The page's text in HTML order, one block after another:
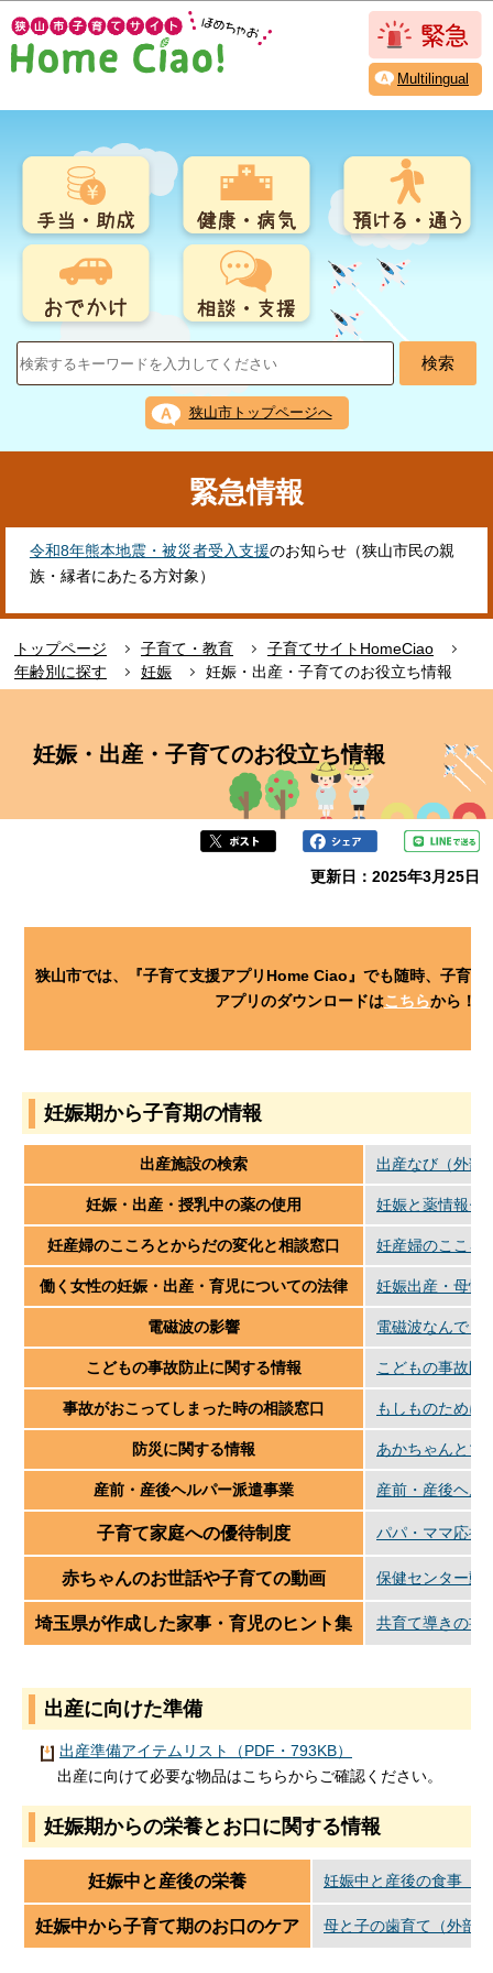
の
ペ
ジ
このページの本文へ移動
Multilingual
狭山市トップページへ
緊急情報
令和8年熊本地震・被災者受入支援のお知らせ（狭山市民の親
族・縁者にあたる方対象）
トップページ 子育て・教育
子育てサイトHomeCiao
年齢別に探す
妊娠
妊娠・出産・子育てのお役立ち情報
妊娠・出産・子育てのお役立ち情報
更新日：2025年3月25日
狭山市では、『子育て支援アプリHome Ciao』でも随時、子育て
アプリのダウンロードはこちらから！！
妊娠期から子育期の情報
出産施設の検索 出産なび（外部
妊娠・出産・授乳中の薬の使用 妊娠と薬情報セ
妊産婦のこころとからだの変化と相談窓口 妊産婦のこころ
働く女性の妊娠・出産・育児についての法律 妊娠出産・母性
電磁波の影響 電磁波なんでも
こどもの事故防止に関する情報 こどもの事故防
事故がおこってしまった時の相談窓口 もしものために
防災に関する情報 あかちゃんとマ
産前・産後ヘルパー派遣事業 産前・産後ヘル
子育て家庭への優待制度 パパ・ママ応援
赤ちゃんのお世話や子育ての動画 保健センター動
埼玉県が作成した家事・育児のヒント集 共育て導きの書
出産に向けた準備
出産準備アイテムリスト（PDF・793KB）
出産に向けて必要な物品はこちらからご確認ください。
妊娠期からの栄養とお口に関する情報
妊娠中と産後の栄養 妊娠中と産後の食事（
妊娠中から子育て期のお口のケア 母と子の歯育て（外部